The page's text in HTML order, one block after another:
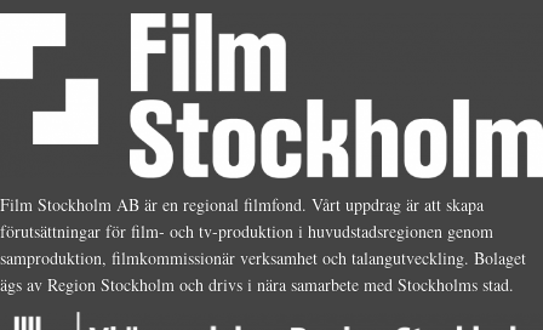
Film Stockholm AB är en regional filmfond. Vårt uppdrag är att skapa
förutsättningar för film- och tv-produktion i huvudstadsregionen genom
samproduktion, filmkommissionär verksamhet och talangutveckling. Bolaget
ägs av Region Stockholm och drivs i nära samarbete med Stockholms stad.